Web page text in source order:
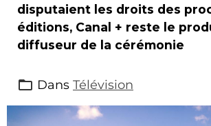
disputaient les droits des
éditions, Canal + reste le
diffuseur de la cérémonie
Dans Télévision